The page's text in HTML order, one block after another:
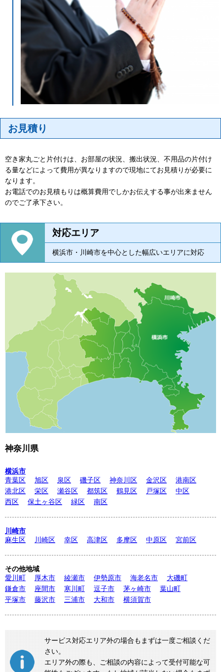
お見積り
空き家丸ごと片付けは、お部屋の状況、搬出状況、不用品の片付け
る量などによって費用が異なりますので現地にてお見積りが必要に
なります。
お電話でのお見積もりは概算費用でしかお伝えする事が出来ません
のでご了承下さい。
対応エリア
横浜市・川崎市を中心とした幅広いエリアに対応
神奈川県
横浜市
青葉区
旭区 泉区 磯子区 神奈川区 金沢区
港南区
港北区
栄区 瀬谷区 都筑区 鶴見区 戸塚区
中区
西区
保土ヶ谷区 緑区 南区
川崎市
麻生区
川崎区 幸区 高津区 多摩区 中原区 宮前区
その他地域
愛川町
厚木市 綾瀬市 伊勢原市 海老名市
大磯町
鎌倉市
座間市 寒川町 逗子市 茅ヶ崎市
葉山町
平塚市
藤沢市 三浦市 大和市 横須賀市
サービス対応エリア外の場合もまずは一度ご相談くだ
さい。
エリア外の際も、ご相談の内容によって受付可能な可